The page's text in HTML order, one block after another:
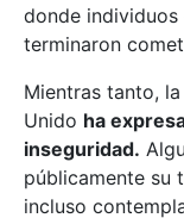
donde
terminaron
Mientras tanto,
Unido ha
inseguridad.
públicamente su
incluso